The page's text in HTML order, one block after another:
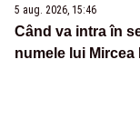
5 aug. 2026, 15:46
Când va intra în
numele lui Mircea